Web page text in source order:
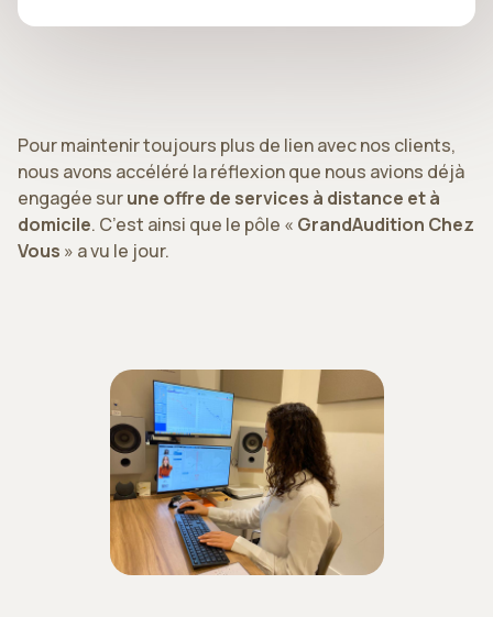
Pour maintenir toujours plus de lien avec nos clients,
nous avons accéléré la réflexion que nous avions déjà
engagée surune offre de services à distance et à
domicile. C’est ainsi que le pôle « GrandAudition Chez
Vous » a vu le jour.